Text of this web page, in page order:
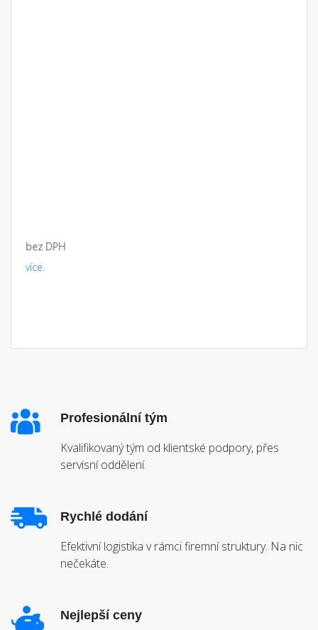
bez DPH
více.
Profesionální tým
Kvalifikovaný tým od klientské podpory, přes
servisní oddělení.
Rychlé dodání
Efektivní logistika v rámci firemní struktury. Na nic
nečekáte.
Nejlepší ceny